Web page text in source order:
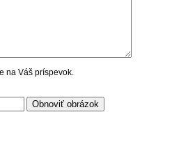
na Váš príspevok.